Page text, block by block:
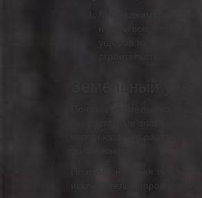
К недвижимым вещам
недр и все, что
ущерба их
Земельный
Понятие «земельного
как составные элементы
человека, и это
Поэтому, называя ту или